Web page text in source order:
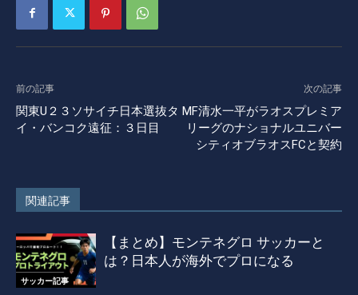
前の記事
関東U２３ソサイチ日本選抜タ
イ・バンコク遠征：３日目
次の記事
MF清水一平がラオスプレミア
リーグのナショナルユニバー
シティオブラオスFCと契約
関連記事
サッカー記事
【まとめ】モンテネグロ サッカーと
は？日本人が海外でプロになる